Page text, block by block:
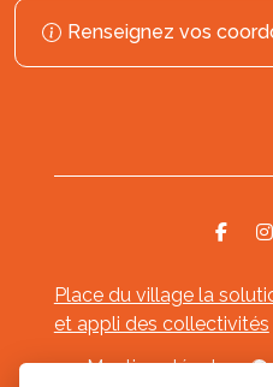
Renseignez vos
Place du village la
et appli des collectivités
Mentions légales-